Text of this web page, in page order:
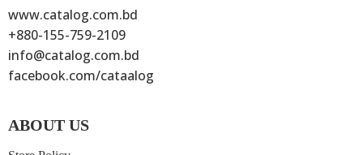
www.catalog.com.bd
+880-155-759-2109
info@catalog.com.bd
facebook.com/cataalog
ABOUT US